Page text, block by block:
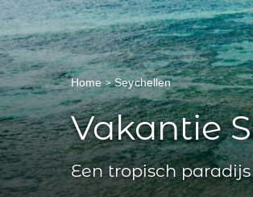
Home Seychellen
Vakantie
Een tropisch paradijs